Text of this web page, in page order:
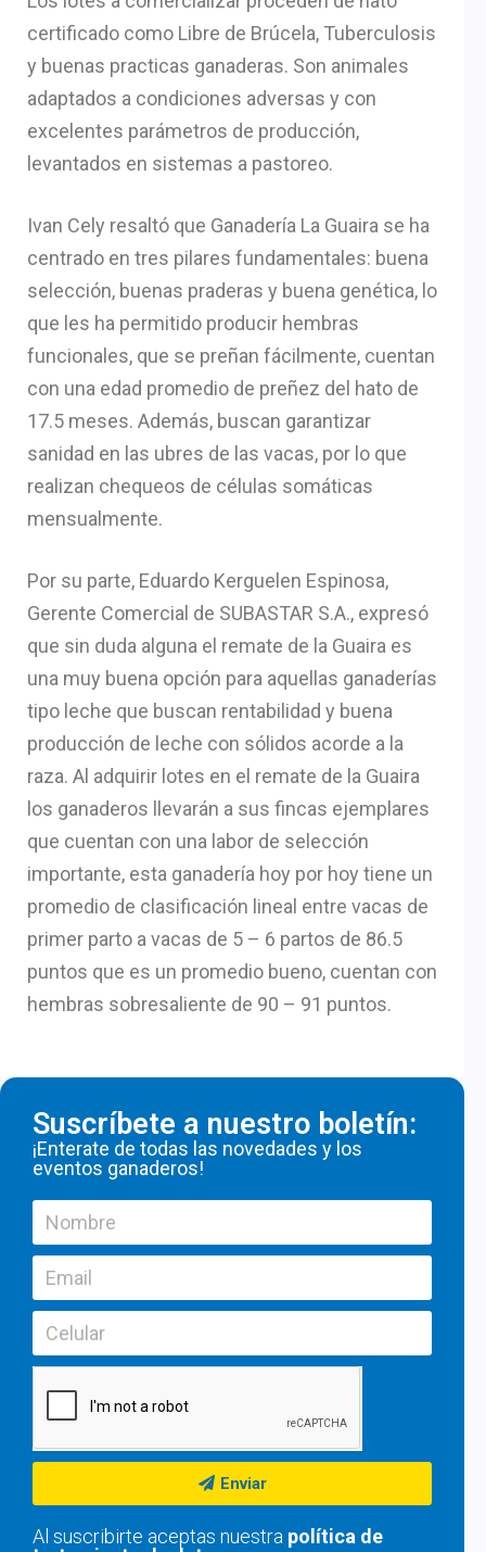
certificado como Libre de Brúcela, Tuberculosis
y buenas practicas ganaderas. Son animales
adaptados a condiciones adversas y con
excelentes parámetros de producción,
levantados en sistemas a pastoreo.
Ivan Cely resaltó que Ganadería La Guaira se ha
centrado en tres pilares fundamentales: buena
selección, buenas praderas y buena genética, lo
que les ha permitido producir hembras
funcionales, que se preñan fácilmente, cuentan
con una edad promedio de preñez del hato de
17.5 meses. Además, buscan garantizar
sanidad en las ubres de las vacas, por lo que
realizan chequeos de células somáticas
mensualmente.
Por su parte, Eduardo Kerguelen Espinosa,
Gerente Comercial de SUBASTAR S.A., expresó
que sin duda alguna el remate de la Guaira es
una muy buena opción para aquellas ganaderías
tipo leche que buscan rentabilidad y buena
producción de leche con sólidos acorde a la
raza. Al adquirir lotes en el remate de la Guaira
los ganaderos llevarán a sus fincas ejemplares
que cuentan con una labor de selección
importante, esta ganadería hoy por hoy tiene un
promedio de clasificación lineal entre vacas de
primer parto a vacas de 5 – 6 partos de 86.5
puntos que es un promedio bueno, cuentan con
hembras sobresaliente de 90 – 91 puntos.
Suscríbete a nuestro boletín:
¡Enterate de todas las novedades y los
eventos ganaderos!
Enviar
Al suscribirte aceptas nuestra política de